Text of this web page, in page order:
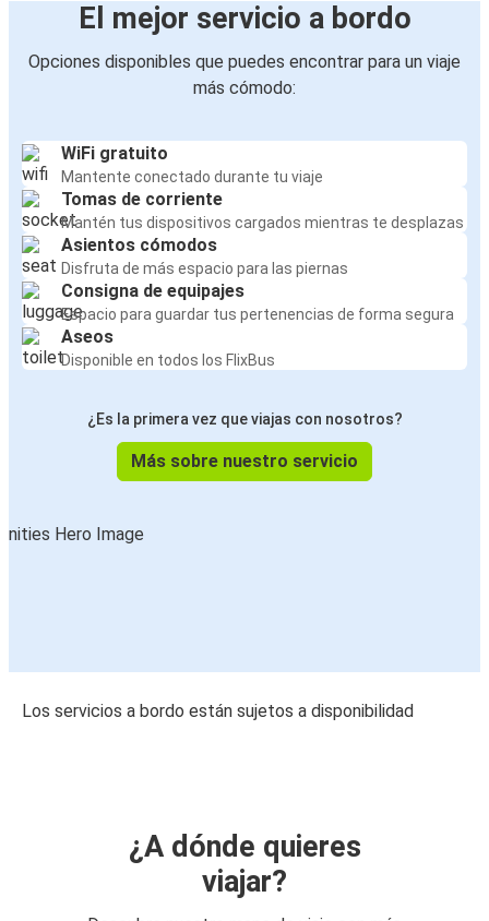
El mejor servicio a bordo
Opciones disponibles que puedes encontrar para un viaje
más cómodo:
WiFi gratuito
Mantente conectado durante tu viaje
Tomas de corriente
Mantén tus dispositivos cargados mientras te desplazas
Asientos cómodos
Disfruta de más espacio para las piernas
Consigna de equipajes
Espacio para guardar tus pertenencias de forma segura
Aseos
Disponible en todos los FlixBus
¿Es la primera vez que viajas con nosotros?
Más sobre nuestro servicio
Los servicios a bordo están sujetos a disponibilidad
¿A dónde quieres
viajar?